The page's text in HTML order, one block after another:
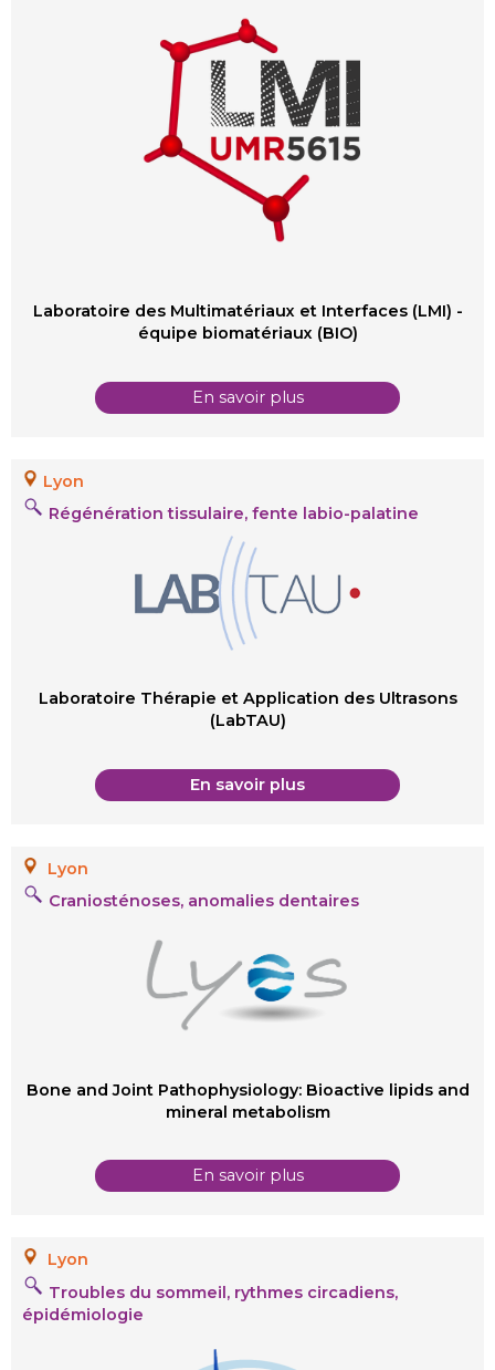
Laboratoire des Multimatériaux et Interfaces (LMI) -
équipe biomatériaux (BIO)
En savoir plus
Lyon
Régénération tissulaire, fente labio-palatine
Laboratoire Thérapie et Application des Ultrasons
(LabTAU)
En savoir plus
Lyon
Craniosténoses, anomalies dentaires
Bone and Joint Pathophysiology: Bioactive lipids and
mineral metabolism
En savoir plus
Lyon
Troubles du sommeil, rythmes circadiens,
épidémiologie